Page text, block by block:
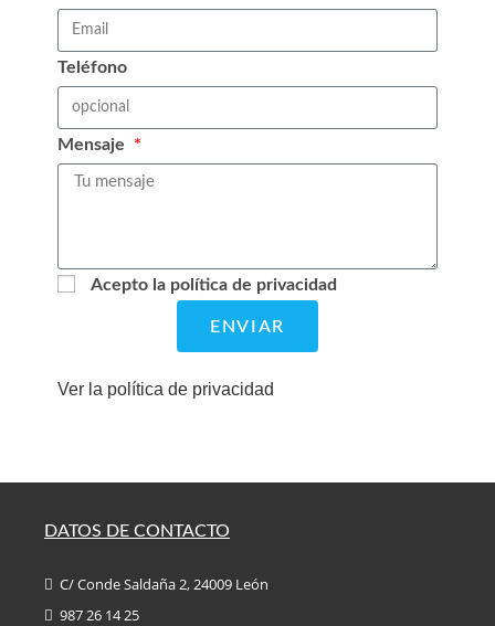
Teléfono
Mensaje
Acepto la política de privacidad
ENVIAR
Ver la política de privacidad
DATOS DE CONTACTO
C/ Conde Saldaña 2, 24009 León
987 26 14 25